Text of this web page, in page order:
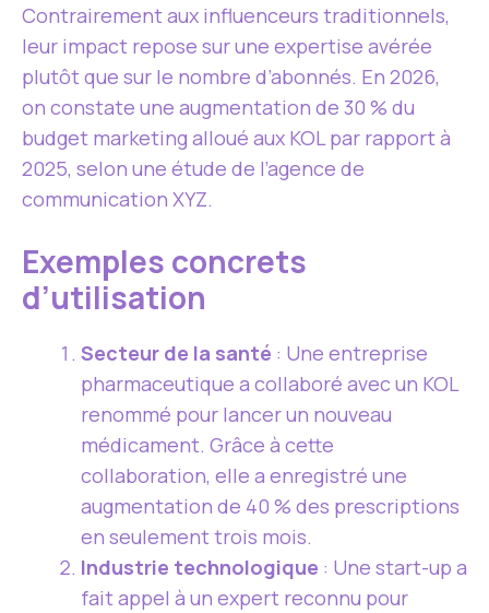
Contrairement aux influenceurs traditionnels,
leur impact repose sur une expertise avérée
plutôt que sur le nombre d’abonnés. En 2026,
on constate une augmentation de 30 % du
budget marketing alloué aux KOL par rapport à
2025, selon une étude de l’agence de
communication XYZ.
Exemples concrets
d’utilisation
Secteur de la santé : Une entreprise
pharmaceutique a collaboré avec un KOL
renommé pour lancer un nouveau
médicament. Grâce à cette
collaboration, elle a enregistré une
augmentation de 40 % des prescriptions
en seulement trois mois.
Industrie technologique : Une start-up a
fait appel à un expert reconnu pour